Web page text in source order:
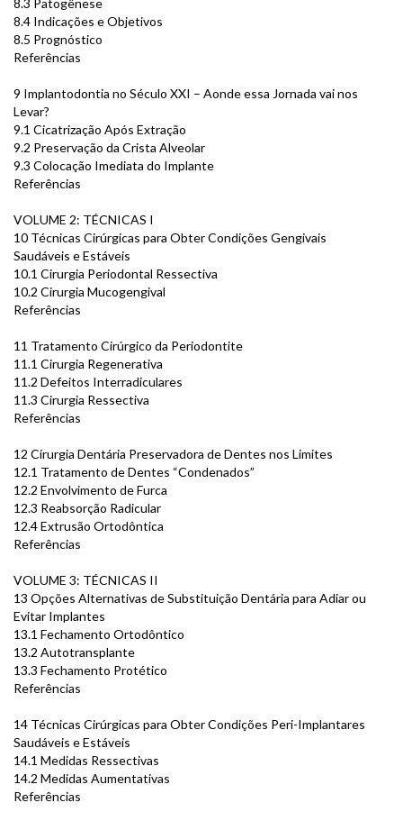
8.3 Patogênese
8.4 Indicações e Objetivos
8.5 Prognóstico
Referências
9 Implantodontia no Século XXI – Aonde essa Jornada vai nos
Levar?
9.1 Cicatrização Após Extração
9.2 Preservação da Crista Alveolar
9.3 Colocação Imediata do Implante
Referências
VOLUME 2: TÉCNICAS I
10 Técnicas Cirúrgicas para Obter Condições Gengivais
Saudáveis e Estáveis
10.1 Cirurgia Periodontal Ressectiva
10.2 Cirurgia Mucogengival
Referências
11 Tratamento Cirúrgico da Periodontite
11.1 Cirurgia Regenerativa
11.2 Defeitos Interradiculares
11.3 Cirurgia Ressectiva
Referências
12 Cirurgia Dentária Preservadora de Dentes nos Limites
12.1 Tratamento de Dentes “Condenados”
12.2 Envolvimento de Furca
12.3 Reabsorção Radicular
12.4 Extrusão Ortodôntica
Referências
VOLUME 3: TÉCNICAS II
13 Opções Alternativas de Substituição Dentária para Adiar ou
Evitar Implantes
13.1 Fechamento Ortodôntico
13.2 Autotransplante
13.3 Fechamento Protético
Referências
14 Técnicas Cirúrgicas para Obter Condições Peri-Implantares
Saudáveis e Estáveis
14.1 Medidas Ressectivas
14.2 Medidas Aumentativas
Referências